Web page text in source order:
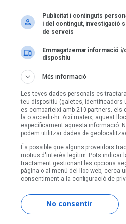
Publicitat i continguts
i del contingut, investigació
de serveis
Emmagatzemar informació i/
dispositiu
Més informació
Les teves dades personals es
teu dispositiu (galetes, identificadors
es comparteixi amb 210 partners, els
la o accedir-hi. Així mateix, aquest
específicament aquesta informació.
podem utilitzar dades de
És possible que alguns proveïdors
motius d'interès legítim. Pots indicar
tractament gestionant les opcions
pàgina o al menú del lloc web, cerca
consentiment a la configuració de
No consentir